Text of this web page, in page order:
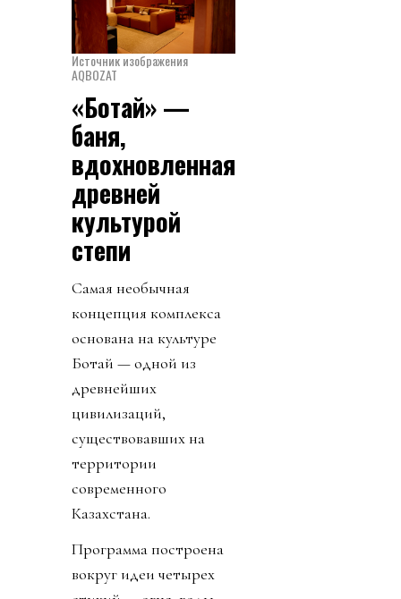
Источник изображения
AQBOZAT
«Ботай» —
баня,
вдохновленная
древней
культурой
степи
Самая необычная
концепция комплекса
основана на культуре
Ботай — одной из
древнейших
цивилизаций,
существовавших на
территории
современного
Казахстана.
Программа построена
вокруг идеи четырех